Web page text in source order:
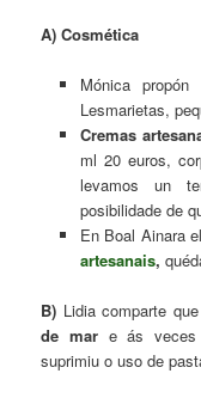
A) Cosmética
Mónica
Lesmarietas,
Cremas
ml 20 euros,
levamos un
posibilidade de
En Boal Ainara
artesanais,
B) Lidia comparte
de mar e ás veces
suprimiu o uso de